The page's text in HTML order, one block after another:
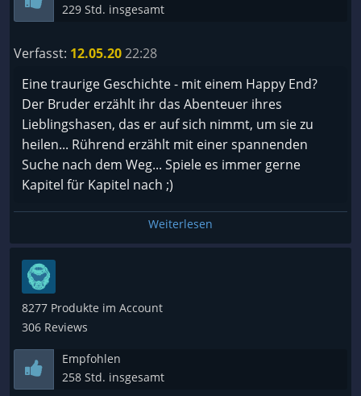
229 Std. insgesamt
Verfasst: 12.05.2022:28
Eine traurige Geschichte - mit einem Happy End?
Der Bruder erzählt ihr das Abenteuer ihres
Lieblingshasen, das er auf sich nimmt, um sie zu
heilen... Rührend erzählt mit einer spannenden
Suche nach dem Weg... Spiele es immer gerne
Kapitel für Kapitel nach ;)
Weiterlesen
8277 Produkte im Account
306 Reviews
Empfohlen
258 Std. insgesamt